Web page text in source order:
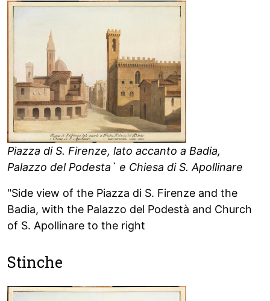
Piazza di S. Firenze, lato accanto a Badia,
Palazzo del Podesta` e Chiesa di S. Apollinare
"Side view of the Piazza di S. Firenze and the
Badia, with the Palazzo del Podestà and Church
of S. Apollinare to the right
Stinche